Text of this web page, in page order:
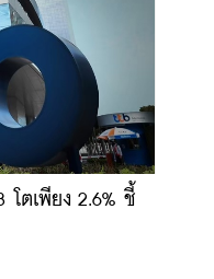
ตเพียง 2.6% ชี้